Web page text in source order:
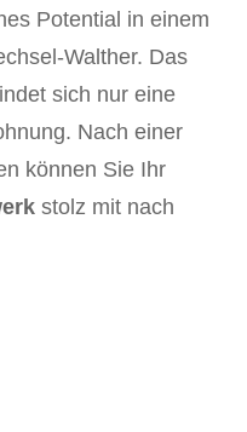
Potential in einem
Walther. Das
sich nur eine
Nach einer
können Sie Ihr
stolz mit nach